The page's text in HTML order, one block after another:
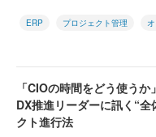
ERP プロジェクト管理
「CIOの時間をどう使う
DX推進リーダーに訊く“全
クト進行法